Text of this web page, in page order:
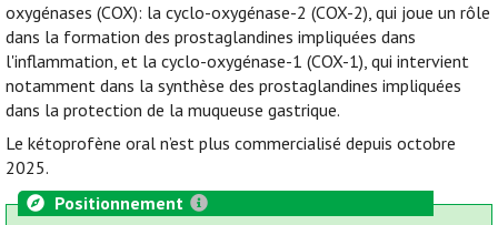
oxygénases (COX): la cyclo-oxygénase-2 (COX-2), qui joue un rôle
dans la formation des prostaglandines impliquées dans
l'inflammation, et la cyclo-oxygénase-1 (COX-1), qui intervient
notamment dans la synthèse des prostaglandines impliquées
dans la protection de la muqueuse gastrique.
Le kétoprofène oral n’est plus commercialisé depuis octobre
2025.
Positionnement